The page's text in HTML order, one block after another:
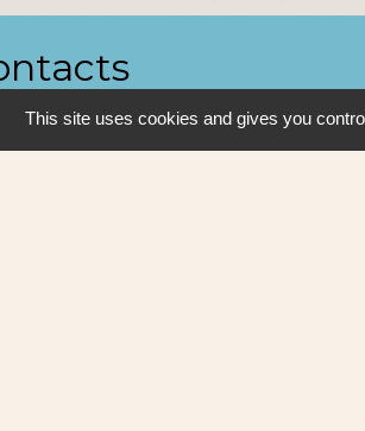
de Sautron
de la Vallée
This site uses cookies and gives you